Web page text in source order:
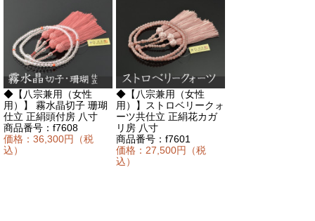
◆【八宗兼用（女性
用）】 霧水晶切子 珊瑚
仕立 正絹頭付房 八寸
商品番号：f7608
価格：36,300円（税
込）
◆【八宗兼用（女性
用）】ストロベリークォ
ーツ共仕立 正絹花カガ
リ房 八寸
商品番号：f7601
価格：27,500円（税
込）